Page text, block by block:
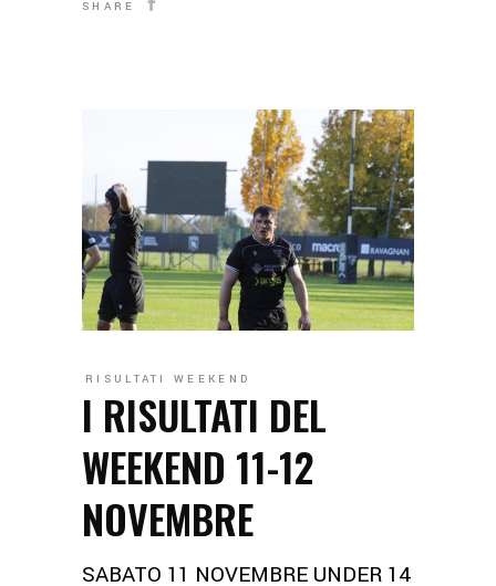
SHARE
RISULTATI WEEKEND
I RISULTATI DEL
WEEKEND 11-12
NOVEMBRE
SABATO 11 NOVEMBRE UNDER 14